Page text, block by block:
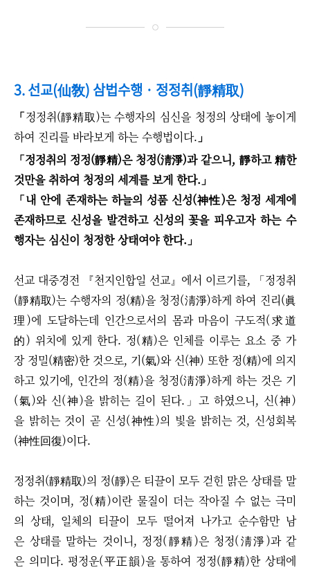
3. 선교(仙敎) 삼법수행 · 정정취(靜精取)
「정정취(靜精取)는 수행자의 심신을 청정의 상태에 놓이게
하여 진리를 바라보게 하는 수행법이다. 」
「정정취의 정정(靜精)은 청정(淸淨)과 같으니, 靜하고 精한
것만을 취하여 청정의 세계를 보게 한다. 」
「내 안에 존재하는 하늘의 성품 신성(神性)은 청정 세계에
존재하므로 신성을 발견하고 신성의 꽃을 피우고자 하는 수
행자는 심신이 청정한 상태여야 한다. 」
선교 대중경전 『천지인합일 선교』에서 이르기를, 「정정취
(靜精取)는 수행자의 정(精)을 청정(淸淨)하게 하여 진리(眞
理)에 도달하는데 인간으로서의 몸과 마음이 구도적(求道
的) 위치에 있게 한다. 정(精)은 인체를 이루는 요소 중 가
장 정밀(精密)한 것으로, 기(氣)와 신(神) 또한 정(精)에 의지
하고 있기에, 인간의 정(精)을 청정(淸淨)하게 하는 것은 기
(氣)와 신(神)을 밝히는 길이 된다.」고 하였으니, 신(神)
을 밝히는 것이 곧 신성(神性)의 빛을 밝히는 것, 신성회복
(神性回復)이다.
정정취(靜精取)의 정(靜)은 티끌이 모두 걷힌 맑은 상태를 말
하는 것이며, 정(精)이란 물질이 더는 작아질 수 없는 극미
의 상태, 일체의 티끌이 모두 떨어져 나가고 순수함만 남
은 상태를 말하는 것이니, 정정(靜精)은 청정(淸淨)과 같
은 의미다. 평정운(平正韻)을 통하여 정정(靜精)한 상태에